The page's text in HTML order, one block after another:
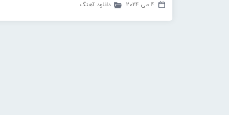
4 می 2024 دانلود آهنگ